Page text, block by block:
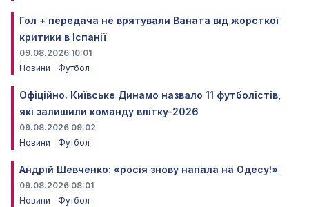
Гол + передача не врятували Ваната від жорсткої
критики в Іспанії
09.08.2026 10:01
Новини
Футбол
Офіційно. Київське Динамо назвало 11 футболістів,
які залишили команду влітку-2026
09.08.2026 09:02
Новини
Футбол
Андрій Шевченко: «росія знову напала на Одесу!»
09.08.2026 08:01
Новини
Футбол